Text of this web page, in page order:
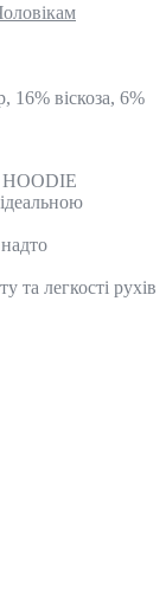
16% віскоза, 6%
та легкості рухів